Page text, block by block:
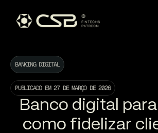
BANKING DIGITAL
PUBLICADO EM 27 DE MARÇO DE 2026
Banco digital
como fidelizar